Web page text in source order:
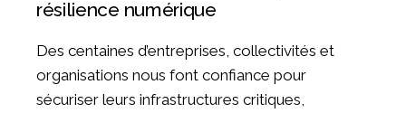
résilience numérique
Des centaines d’entreprises, collectivités et
organisations nous font confiance pour
sécuriser leurs infrastructures critiques,